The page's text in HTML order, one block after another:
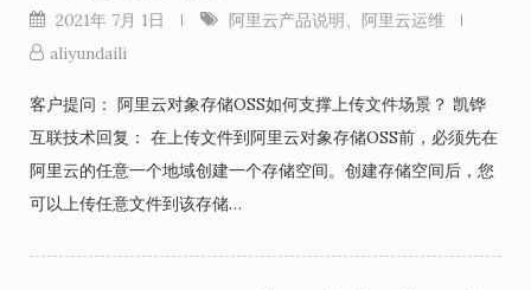
2021年 7月 1日 阿里云产品说明、 阿里云运维
aliyundaili
客户提问： 阿里云对象存储OSS如何支撑上传文件场景？ 凯铧
互联技术回复： 在上传文件到阿里云对象存储OSS前，必须先在
阿里云的任意一个地域创建一个存储空间。创建存储空间后，您
可以上传任意文件到该存储…